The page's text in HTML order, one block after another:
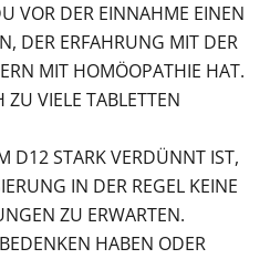
VOR DER EINNAHME EINEN
DER ERFAHRUNG MIT DER
MIT HOMÖOPATHIE HAT.
ZU VIELE TABLETTEN
D12 STARK VERDÜNNT IST,
IN DER REGEL KEINE
ZU ERWARTEN.
HABEN ODER